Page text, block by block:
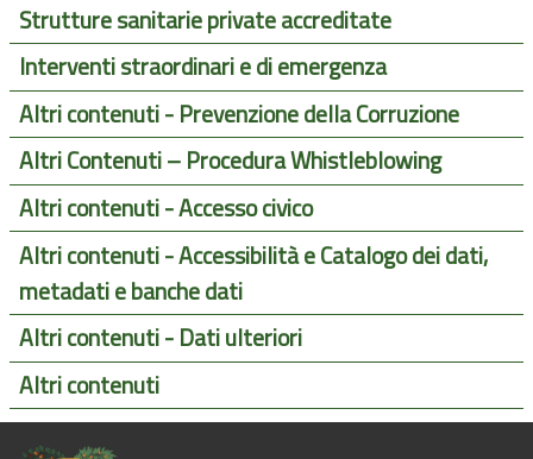
Strutture sanitarie private accreditate
Interventi straordinari e di emergenza
Altri contenuti - Prevenzione della Corruzione
Altri Contenuti – Procedura Whistleblowing
Altri contenuti - Accesso civico
Altri contenuti - Accessibilità e Catalogo dei dati,
metadati e banche dati
Altri contenuti - Dati ulteriori
Altri contenuti